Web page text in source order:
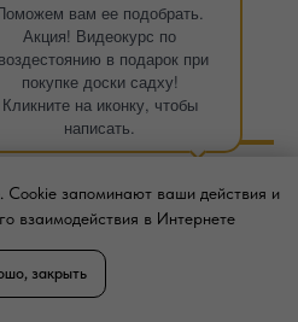
вам ее подобрать.
Акция! Видеокурс по
в подарок при
покупке доски садху!
Кликните на иконку, чтобы
написать.
концентрироваться на
решения сложных
систему, иметь навыки
заряд энергии для
Практика на гвоздях
необходимой даже
с ней прежде.
Cookie запоминают ваши действия и
взаимодействия в Интернете
закрыть